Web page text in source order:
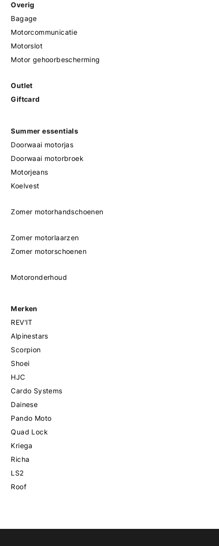
Overig
Bagage
Motorcommunicatie
Motorslot
Motor gehoorbescherming
Outlet
Giftcard
Summer essentials
Doorwaai motorjas
Doorwaai motorbroek
Motorjeans
Koelvest
Zomer motorhandschoenen
Zomer motorlaarzen
Zomer motorschoenen
Motoronderhoud
Merken
REV'IT
Alpinestars
Scorpion
Shoei
HJC
Cardo Systems
Dainese
Pando Moto
Quad Lock
Kriega
Richa
LS2
Roof